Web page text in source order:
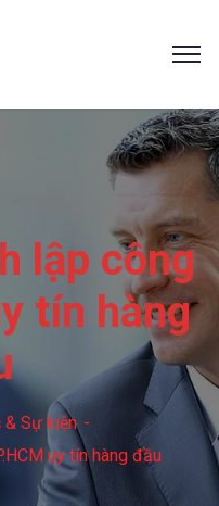
lập công
tín hàng
Sự kiện
uy tín hàng đầu